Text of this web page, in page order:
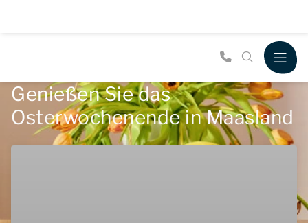
Genießen Sie das
Osterwochenende in Maasland